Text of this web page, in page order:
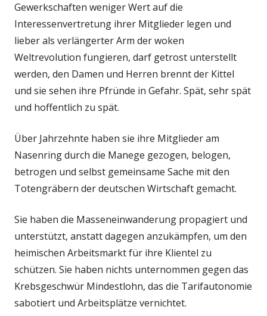
Gewerkschaften weniger Wert auf die
Interessenvertretung ihrer Mitglieder legen und
lieber als verlängerter Arm der woken
Weltrevolution fungieren, darf getrost unterstellt
werden, den Damen und Herren brennt der Kittel
und sie sehen ihre Pfründe in Gefahr. Spät, sehr spät
und hoffentlich zu spät.
Über Jahrzehnte haben sie ihre Mitglieder am
Nasenring durch die Manege gezogen, belogen,
betrogen und selbst gemeinsame Sache mit den
Totengräbern der deutschen Wirtschaft gemacht.
Sie haben die Masseneinwanderung propagiert und
unterstützt, anstatt dagegen anzukämpfen, um den
heimischen Arbeitsmarkt für ihre Klientel zu
schützen. Sie haben nichts unternommen gegen das
Krebsgeschwür Mindestlohn, das die Tarifautonomie
sabotiert und Arbeitsplätze vernichtet.